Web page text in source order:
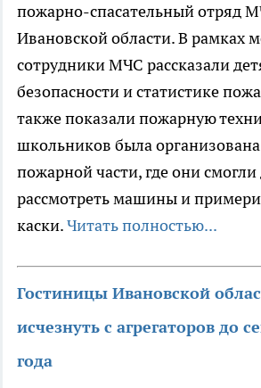
пожарно-спасательный отряд
Ивановской области. В рамках
сотрудники МЧС рассказали
безопасности и статистике
также показали пожарную
школьников была
пожарной части, где они смогли
рассмотреть машины и
каски.Читать полностью...
Гостиницы Ивановской
исчезнуть с агрегаторов до
года